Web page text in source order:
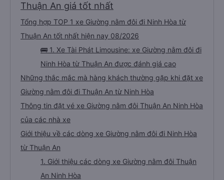
Thuận An giá tốt nhất
Tổng hợp TOP 1 xe Giường nằm đôi đi Ninh Hòa từ
Thuận An tốt nhất hiện nay 08/2026
🚌 1. Xe Tài Phát Limousine: xe Giường nằm đôi đi
Ninh Hòa từ Thuận An được đánh giá cao
Những thắc mắc mà hàng khách thường gặp khi đặt xe
Giường nằm đôi đi Thuận An từ Ninh Hòa
Thông tin đặt vé xe Giường nằm đôi Thuận An Ninh Hòa
của các nhà xe
Giới thiệu về các dòng xe Giường nằm đôi đi Ninh Hòa
từ Thuận An
1. Giới thiệu các dòng xe Giường nằm đôi Thuận
An Ninh Hòa